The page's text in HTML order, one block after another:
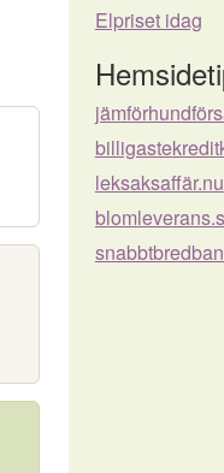
Elpriset idag
leksaksaffär.nu